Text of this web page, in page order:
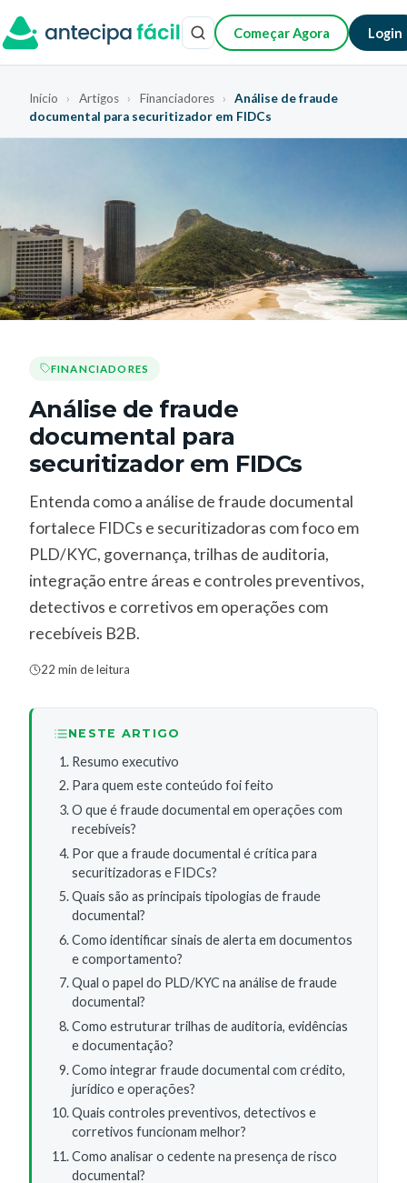
Começar Agora Login
Início › Artigos › Financiadores ›
Análise de fraude
documental para securitizador em FIDCs
FINANCIADORES
Análise de fraude
documental para
securitizador em FIDCs
Entenda como a análise de fraude documental
fortalece FIDCs e securitizadoras com foco em
PLD/KYC, governança, trilhas de auditoria,
integração entre áreas e controles preventivos,
detectivos e corretivos em operações com
recebíveis B2B.
22 min de leitura
NESTE ARTIGO
Resumo executivo
Para quem este conteúdo foi feito
O que é fraude documental em operações com
recebíveis?
Por que a fraude documental é crítica para
securitizadoras e FIDCs?
Quais são as principais tipologias de fraude
documental?
Como identificar sinais de alerta em documentos
e comportamento?
Qual o papel do PLD/KYC na análise de fraude
documental?
Como estruturar trilhas de auditoria, evidências
e documentação?
Como integrar fraude documental com crédito,
jurídico e operações?
Quais controles preventivos, detectivos e
corretivos funcionam melhor?
Como analisar o cedente na presença de risco
documental?